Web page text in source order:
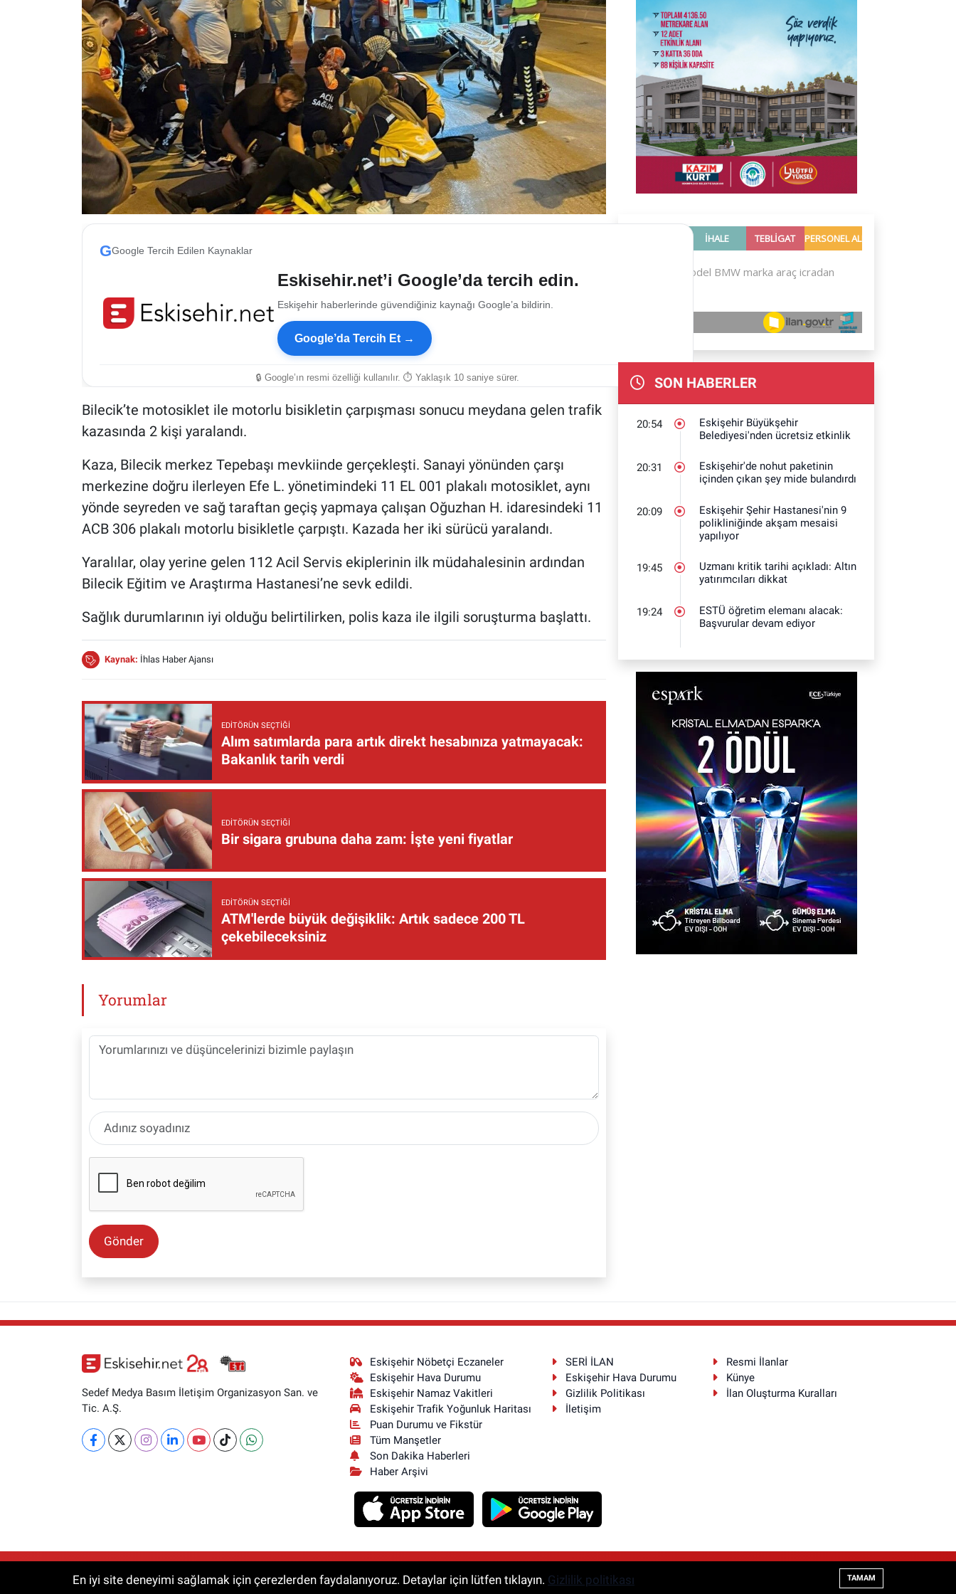
GGoogle Tercih Edilen Kaynaklar
Eskisehir.net’i Google’da tercih edin.
Eskişehir haberlerinde güvendiğiniz kaynağı Google’a bildirin.
Google’da Tercih Et →
🔒 Google’ın resmi özelliği kullanılır. ⏱ Yaklaşık 10 saniye sürer.
Bilecik’te motosiklet ile motorlu bisikletin çarpışması sonucu meydana gelen trafik
kazasında 2 kişi yaralandı.
Kaza, Bilecik merkez Tepebaşı mevkiinde gerçekleşti. Sanayi yönünden çarşı
merkezine doğru ilerleyen Efe L. yönetimindeki 11 EL 001 plakalı motosiklet, aynı
yönde seyreden ve sağ taraftan geçiş yapmaya çalışan Oğuzhan H. idaresindeki 11
ACB 306 plakalı motorlu bisikletle çarpıştı. Kazada her iki sürücü yaralandı.
Yaralılar, olay yerine gelen 112 Acil Servis ekiplerinin ilk müdahalesinin ardından
Bilecik Eğitim ve Araştırma Hastanesi’ne sevk edildi.
Sağlık durumlarının iyi olduğu belirtilirken, polis kaza ile ilgili soruşturma başlattı.
Kaynak: İhlas Haber Ajansı
EDITÖRÜN SEÇTIĞI
Alım satımlarda para artık direkt hesabınıza yatmayacak:
Bakanlık tarih verdi
EDITÖRÜN SEÇTIĞI
Bir sigara grubuna daha zam: İşte yeni fiyatlar
EDITÖRÜN SEÇTIĞI
ATM'lerde büyük değişiklik: Artık sadece 200 TL
çekebileceksiniz
Yorumlar
Gönder
SON HABERLER
20:54
Eskişehir Büyükşehir
Belediyesi'nden ücretsiz etkinlik
20:31
Eskişehir'de nohut paketinin
içinden çıkan şey mide bulandırdı
20:09
Eskişehir Şehir Hastanesi'nin 9
polikliniğinde akşam mesaisi
yapılıyor
19:45
Uzmanı kritik tarihi açıkladı: Altın
yatırımcıları dikkat
19:24
ESTÜ öğretim elemanı alacak:
Başvurular devam ediyor
Sedef Medya Basım İletişim Organizasyon San. ve
Tic. A.Ş.
Eskişehir Nöbetçi Eczaneler
Eskişehir Hava Durumu
Eskişehir Namaz Vakitleri
Eskişehir Trafik Yoğunluk Haritası
Puan Durumu ve Fikstür
Tüm Manşetler
Son Dakika Haberleri
Haber Arşivi
SERİ İLAN
Resmi İlanlar
Eskişehir Hava Durumu
Künye
Gizlilik Politikası
İlan Oluşturma Kuralları
İletişim
RSS Copyright © 2026. Her hakkı saklıdır. TE Bilişim
En iyi site deneyimi sağlamak için çerezlerden faydalanıyoruz. Detaylar için lütfen tıklayın. Gizlilik politikası TAMAM
ESKİŞEHİR NÖBETÇİ ECZANELER
Eskişehir Haber İçerikleri
Eskişehir Hava Durumu
Eskişehir Tramvay Saatleri
Eskişehir Otobüs Saatleri